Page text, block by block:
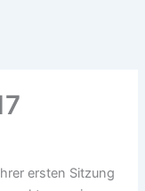
ersten Sitzung